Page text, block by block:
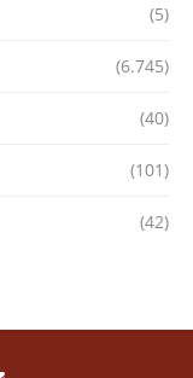
(5)
(6.745)
(40)
(101)
(42)